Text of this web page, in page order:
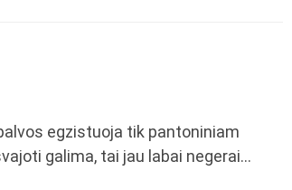
egzistuoja tik pantoniniam
galima, tai jau labai negerai…